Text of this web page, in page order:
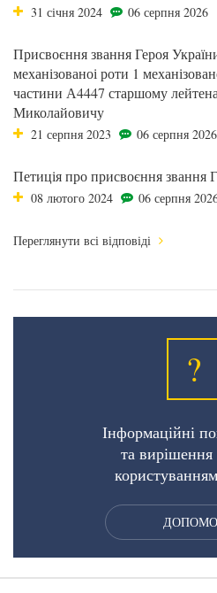
31 січня 2024 06 серпня 2026
Присвоєння звання Героя
механізованоі роти 1
частини А4447 старшому
Миколайовичу
21 серпня 2023 06 серпня 2026
Петиція про присвоєння звання
08 лютого 2024 06 серпня
Переглянути всі відповіді
?
Інформаційні
та